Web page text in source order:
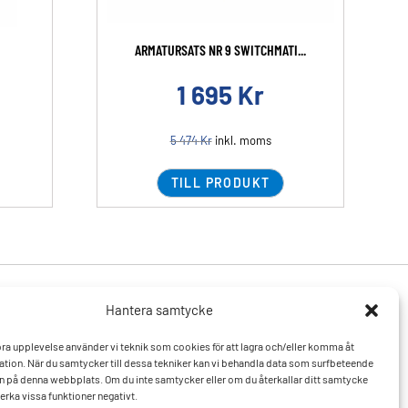
Hantera samtycke
upplevelse använder vi teknik som cookies för att lagra och/eller komma åt
När du samtycker till dessa tekniker kan vi behandla data som surfbeteende
på denna webbplats. Om du inte samtycker eller om du återkallar ditt samtycke
vissa funktioner negativt.
ARMATURSATS NR 9 SWITCHMATI...
1 695 Kr
5 474Krinkl. moms
TILL PRODUKT
konto
Resurser
Vanliga frågor och svar
Kontakta oss
Hitta till oss